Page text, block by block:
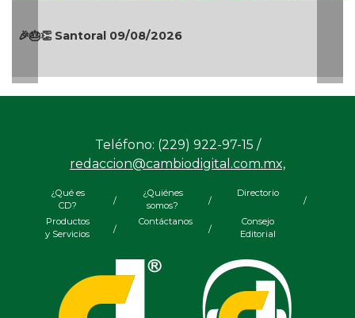
🎉🎂👏 Santoral 09/08/2026
Teléfono: (229) 922-97-15 /
redaccion@cambiodigital.com.mx,
¿Qué es
CD?
/
¿Quiénes
somos?
/
Directorio
/
Productos
y Servicios
/
Contáctanos
/
Consejo
Editorial